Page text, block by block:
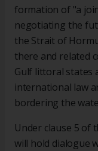
formation of "a
negotiating the
the Strait of
there and related
Gulf littoral states
international law
bordering the
Under clause 5 of
will hold dialogue